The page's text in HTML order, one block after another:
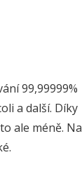
99,99999%
a další. Díky
ale méně. Na